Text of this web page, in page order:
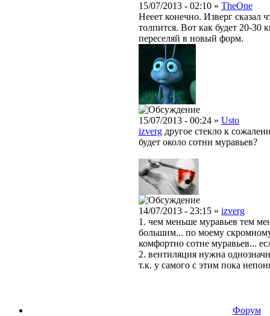
15/07/2013 - 02:10 » TheOne
Нееет конечно. Изверг сказал
толпится. Вот как будет 20-
переселяй в новый форм.
15/07/2013 - 00:24 » Usto
izverg другое стекло к
будет около сотни муравьев?
14/07/2013 - 23:15 » izverg
1. чем меньше муравьев тем
большим... по моему
комфортно сотне муравьев...
2. вентиляция нужна
т.к. у самого с этим пока
Форум